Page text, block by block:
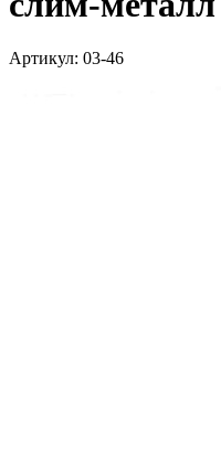
Артикул: 03-46